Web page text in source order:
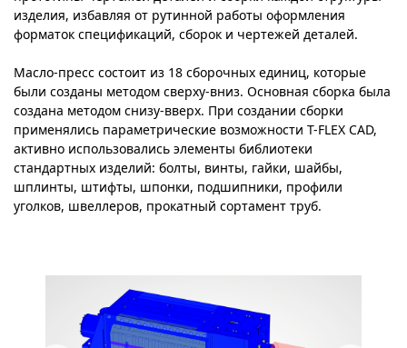
изделия, избавляя от рутинной работы оформления
форматок спецификаций, сборок и чертежей деталей.
Масло-пресс состоит из 18 сборочных единиц, которые
были созданы методом сверху-вниз. Основная сборка была
создана методом снизу-вверх. При создании сборки
применялись параметрические возможности T-FLEX CAD,
активно использовались элементы библиотеки
стандартных изделий: болты, винты, гайки, шайбы,
шплинты, штифты, шпонки, подшипники, профили
уголков, швеллеров, прокатный сортамент труб.